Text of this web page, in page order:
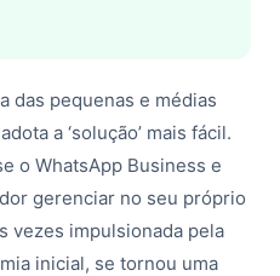
das pequenas e médias
a ‘solução’ mais fácil.
o WhatsApp Business e
gerenciar no seu próprio
vezes impulsionada pela
inicial, se tornou uma